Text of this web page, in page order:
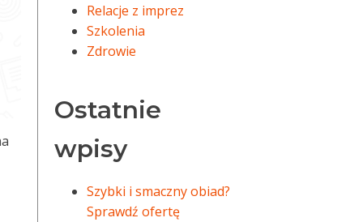
Relacje z imprez
Szkolenia
Zdrowie
Ostatnie
wpisy
Szybki i smaczny obiad?
Sprawdź ofertę